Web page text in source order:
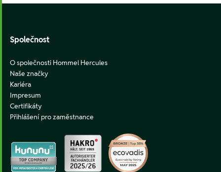
Footer
Společnost
O společnosti Hommel Hercules
Naše značky
Kariéra
Impresum
Certifikáty
Přihlášení pro zaměstnance